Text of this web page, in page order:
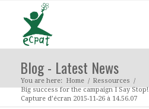
Blog - Latest News
You are here: Home / Ressources /
Big success for the campaign I Say Stop!
Capture d’écran 2015-11-26 à 14.56.07